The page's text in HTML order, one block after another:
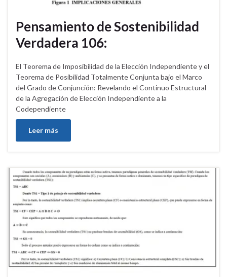
Pensamiento de Sostenibilidad
Verdadera 106:
El Teorema de Imposibilidad de la Elección Independiente y el
Teorema de Posibilidad Totalmente Conjunta bajo el Marco
del Grado de Conjunción: Revelando el Continuo Estructural
de la Agregación de Elección Independiente a la
Codependiente
Leer más